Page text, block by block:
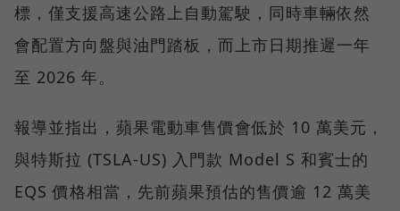
標，僅支援高速公路上自動駕駛，同時車輛依然
會配置方向盤與油門踏板，而上市日期推遲一年
至 2026 年。
報導並指出，蘋果電動車售價會低於 10 萬美元，
與特斯拉 (TSLA-US) 入門款 Model S 和賓士的
EQS 價格相當，先前蘋果預估的售價逾 12 萬美